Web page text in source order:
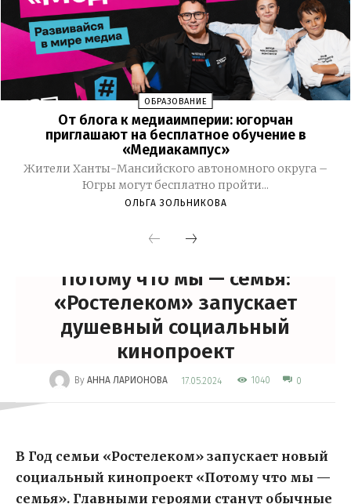
ОБРАЗОВАНИЕ
От блога к медиаимперии: югорчан
приглашают на бесплатное обучение в
«Медиакампус»
Жители Ханты-Мансийского автономного округа –
Югры могут бесплатно пройти...
ОЛЬГА ЗОЛЬНИКОВА